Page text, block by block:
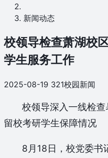
新闻动态
校领导检查萧湖校
学生服务工作
2025-08-19 321校园新闻
校领导深入一线检
留校考研学生保障情况
8月18日，校党委书